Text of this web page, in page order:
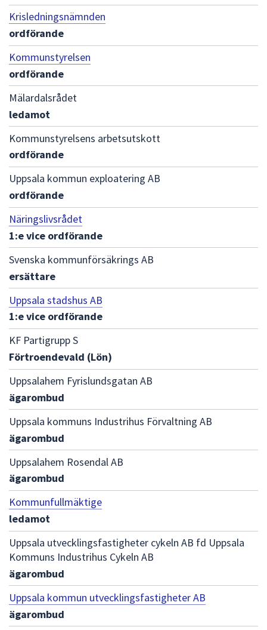
Krisledningsnämnden
ordförande
Kommunstyrelsen
ordförande
Mälardalsrådet
ledamot
Kommunstyrelsens arbetsutskott
ordförande
Uppsala kommun exploatering AB
ordförande
Näringslivsrådet
1:e vice ordförande
Svenska kommunförsäkrings AB
ersättare
Uppsala stadshus AB
1:e vice ordförande
KF Partigrupp S
Förtroendevald (Lön)
Uppsalahem Fyrislundsgatan AB
ägarombud
Uppsala kommuns Industrihus Förvaltning AB
ägarombud
Uppsalahem Rosendal AB
ägarombud
Kommunfullmäktige
ledamot
Uppsala utvecklingsfastigheter cykeln AB fd Uppsala
Kommuns Industrihus Cykeln AB
ägarombud
Uppsala kommun utvecklingsfastigheter AB
ägarombud